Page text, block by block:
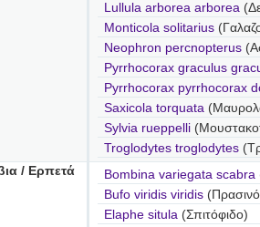
Lullula arborea arborea
Monticola solitarius
Neophron percnopterus
Pyrrhocorax graculus
Pyrrhocorax pyrrhocorax
Saxicola torquata
Sylvia rueppelli
Troglodytes troglodytes
/ Ερπετά
Bombina variegata scabra
Bufo viridis viridis
Elaphe situla (Σπιτόφιδο)